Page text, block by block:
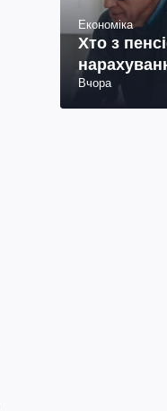
Економіка
Хто з
Вчора